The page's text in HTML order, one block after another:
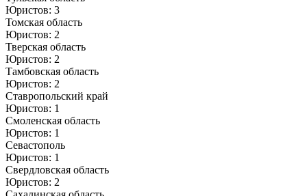
Юристов: 3
Томская область
Юристов: 2
Тверская область
Юристов: 2
Тамбовская область
Юристов: 2
Ставропольский край
Юристов: 1
Смоленская область
Юристов: 1
Севастополь
Юристов: 1
Свердловская область
Юристов: 2